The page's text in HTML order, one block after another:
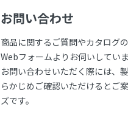
お問い合わせ
商品に関するご質問やカタログの
Webフォームよりお伺いしていま
お問い合わせいただく際には、
らかじめご確認いただけるとご
ズです。